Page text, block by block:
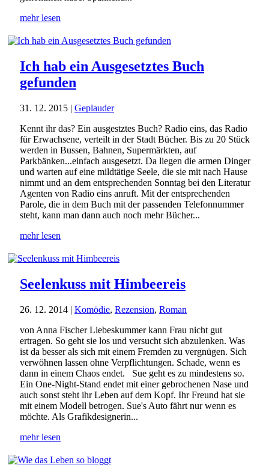
mehr lesen
Ich hab ein Ausgesetztes Buch
gefunden
31. 12. 2015 | Geplauder
Kennt ihr das? Ein ausgestztes Buch? Radio eins, das Radio
für Erwachsene, verteilt in der Stadt Bücher. Bis zu 20 Stück
werden in Bussen, Bahnen, Supermärkten, auf
Parkbänken...einfach ausgesetzt. Da liegen die armen Dinger
und warten auf eine mildtätige Seele, die sie mit nach Hause
nimmt und an dem entsprechenden Sonntag bei den Literatur
Agenten von Radio eins anruft. Mit der entsprechenden
Parole, die in dem Buch mit der passenden Telefonnummer
steht, kann man dann auch noch mehr Bücher...
mehr lesen
Seelenkuss mit Himbeereis
26. 12. 2014 | Komödie, Rezension, Roman
von Anna Fischer Liebeskummer kann Frau nicht gut
ertragen. So geht sie los und versucht sich abzulenken. Was
ist da besser als sich mit einem Fremden zu vergnügen. Sich
verwöhnen lassen ohne Verpflichtungen. Schade, wenn es
dann in einem Chaos endet. Sue geht es zu mindestens so.
Ein One-Night-Stand endet mit einer gebrochenen Nase und
auch sonst steht ihr Leben auf dem Kopf. Ihr Freund hat sie
mit einem Modell betrogen. Sue's Auto fährt nur wenn es
möchte. Als Grafikdesignerin...
mehr lesen